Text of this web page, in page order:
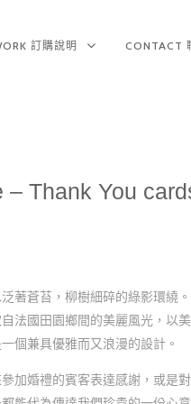
訂購說明 CONTACT
– Thank You
著蒼苔，柳樹細碎的綠影環繞
法國田園鄉間的美麗風光，以
個兼具優雅而又浪漫的設計。
加婚禮的賓客表達感謝，或是